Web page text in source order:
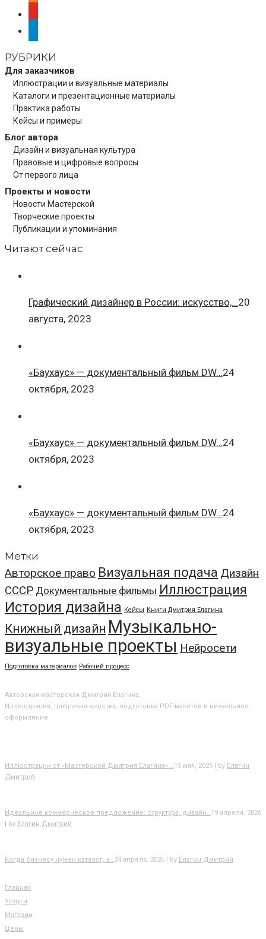
РУБРИКИ
Для заказчиков
Иллюстрации и визуальные материалы
Каталоги и презентационные материалы
Практика работы
Кейсы и примеры
Блог автора
Дизайн и визуальная культура
Правовые и цифровые вопросы
От первого лица
Проекты и новости
Новости Мастерской
Творческие проекты
Публикации и упоминания
Читают сейчас
Графический дизайнер в России: искусство,…20
августа, 2023
«Баухаус» — документальный фильм DW…24
октября, 2023
«Баухаус» — документальный фильм DW…24
октября, 2023
«Баухаус» — документальный фильм DW…24
октября, 2023
Метки
Авторское право Визуальная подача Дизайн
СССР Документальные фильмы Иллюстрация
История дизайна Кейсы Книги Дмитрия Елагина
Книжный дизайн Музыкально-
визуальные проекты Нейросети
Подготовка материалов Рабочий процесс
Авторская мастерская Дмитрия Елагина.
Иллюстрация, цифровая верстка, подготовка PDF-макетов и визуальное
оформление.
Иллюстрации от «Мастерской Дмитрия Елагина»:…15 мая, 2025 | by Елагин
Дмитрий
Идеальное коммерческое предложение: структура, дизайн…19 апреля, 2026
| by Елагин Дмитрий
Когда бизнесу нужен каталог, а…24 апреля, 2026 | by Елагин Дмитрий
Главная
Услуги
Магазин
Цены